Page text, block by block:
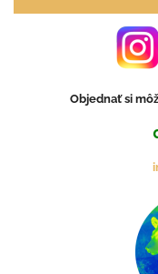
Objednať si